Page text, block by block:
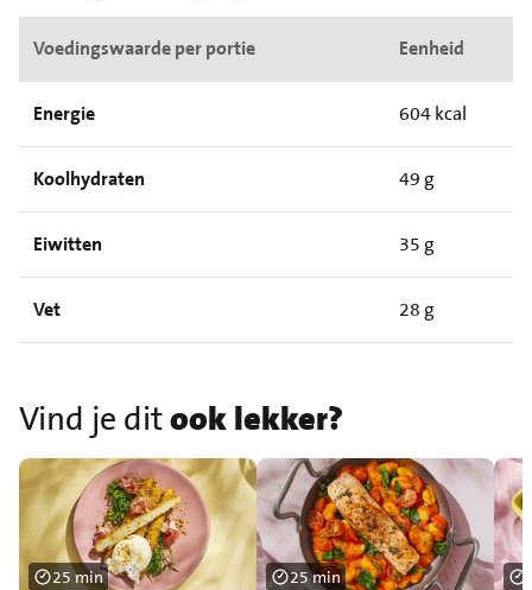
Voedingswaarde per portie Eenheid
Energie 604 kcal
Koolhydraten 49 g
Eiwitten 35 g
Vet 28 g
Vind je ditook lekker?
25 min 25 min